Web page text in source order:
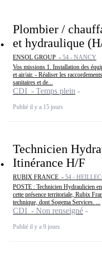
Plombier /
et hydraulique
ENSOL GROUP - 54 - NANCY
Vos missions 1. Installation des
et air/air. - Réaliser les
sanitaires et de...
CDI - Temps plein
Publié il y a 15 jours
Technicien
Itinérance H/F
RUBIX FRANCE - 54 -
POSTE : Technicien Hydraulicien
cette présence territoriale, Rubix
technique, dont Sogema Services. ...
CDI - Non renseigné
Publié il y a 9 jours